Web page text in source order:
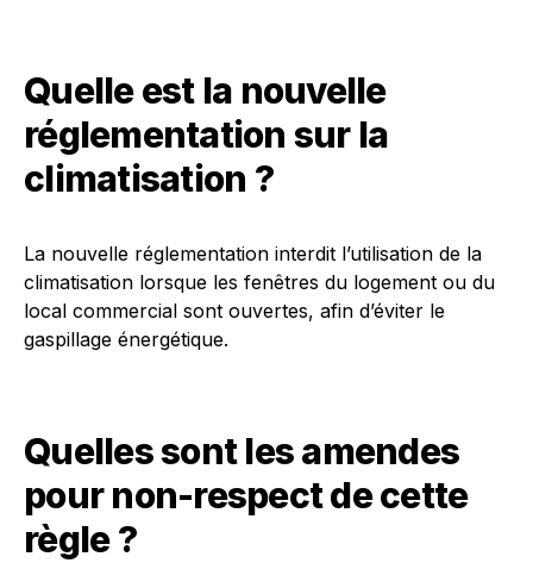
Quelle est la nouvelle
réglementation sur la
climatisation ?
La nouvelle réglementation interdit l’utilisation de la
climatisation lorsque les fenêtres du logement ou du
local commercial sont ouvertes, afin d’éviter le
gaspillage énergétique.
Quelles sont les amendes
pour non-respect de cette
règle ?